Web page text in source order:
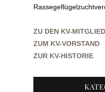
ZU DEN KV-
ZUM KV-VORSTAND
ZUR KV-HISTORIE